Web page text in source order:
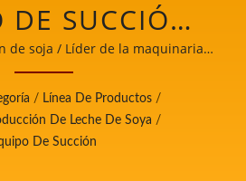
DE SUCCIÓN
/ LÍDER DE LA
PARA LA
de soja / Líder de la maquinaria
de tofu y leche de soya
en la seguridad alimentaria.
/ Línea De Productos /
De Leche De Soya /
De Succión